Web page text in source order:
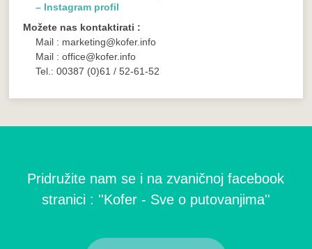
– Instagram profil
Možete nas kontaktirati :
Mail : marketing@kofer.info
Mail : office@kofer.info
Tel.: 00387 (0)61 / 52-61-52
Pridružite nam se i na zvaničnoj facebook
stranici : ''Kofer - Sve o putovanjima''